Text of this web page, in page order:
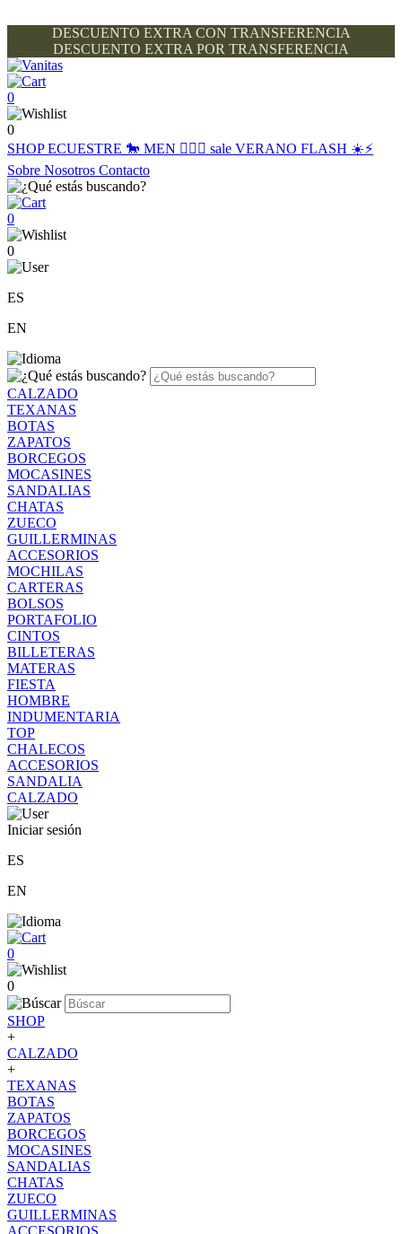
DESCUENTO EXTRA CON TRANSFERENCIA
DESCUENTO EXTRA POR TRANSFERENCIA
0
0
SHOPECUESTRE 🐎 MEN 🙋🏽‍♂️ sale VERANO FLASH ☀️⚡️
Sobre Nosotros Contacto
0
0
ES
EN
CALZADO
TEXANAS
BOTAS
ZAPATOS
BORCEGOS
MOCASINES
SANDALIAS
CHATAS
ZUECO
GUILLERMINAS
ACCESORIOS
MOCHILAS
CARTERAS
BOLSOS
PORTAFOLIO
CINTOS
BILLETERAS
MATERAS
FIESTA
HOMBRE
INDUMENTARIA
TOP
CHALECOS
ACCESORIOS
SANDALIA
CALZADO
Iniciar sesión
ES
EN
0
0
SHOP
+
CALZADO
+
TEXANAS
BOTAS
ZAPATOS
BORCEGOS
MOCASINES
SANDALIAS
CHATAS
ZUECO
GUILLERMINAS
ACCESORIOS